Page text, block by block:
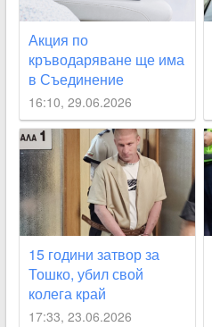
Акция по
кръводаряване ще има
в Съединение
16:10, 29.06.2026
15 години затвор за
Тошко, убил свой
колега край
Съединение
17:33, 23.06.2026